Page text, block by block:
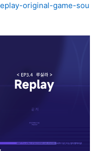
original-game-sou